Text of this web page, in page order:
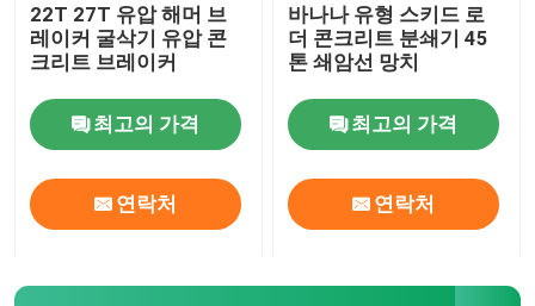
22T 27T 유압 해머 브
레이커 굴삭기 유압 콘
크리트 브레이커
최고의 가격
연락처
바나나 유형 스키드 로
더 콘크리트 분쇄기 45
톤 쇄암선 망치
최고의 가격
연락처